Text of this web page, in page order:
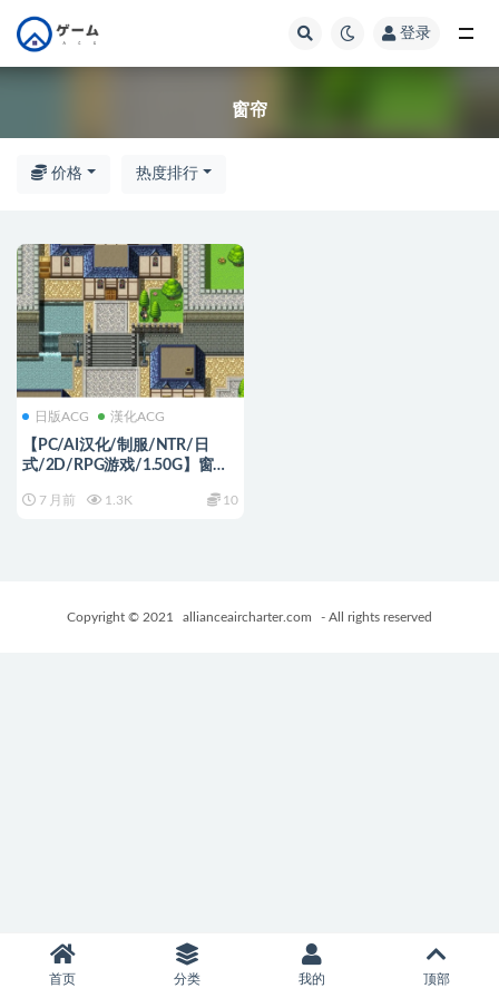
登录
窗帘
价格 热度排行
日版ACG 漢化ACG
【PC/AI汉化/制服/NTR/日
式/2D/RPG游戏/1.50G】窗帘
回想存档+制服+NTR+日式
7 月前 1.3K 10
Copyright © 2021 allianceaircharter.com - All rights reserved
首页 分类 我的 顶部